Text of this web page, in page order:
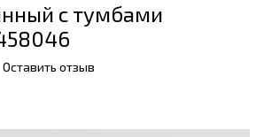
с тумбами
Оставить отзыв